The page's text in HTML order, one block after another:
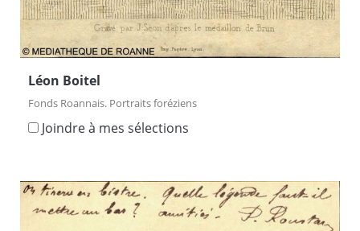
Léon Boitel
Fonds Roannais. Portraits foréziens
Joindre à mes sélections